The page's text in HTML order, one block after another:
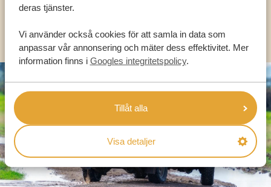
deras tjänster.
Vi använder också cookies för att samla in data som
anpassar vår annonsering och mäter dess effektivitet. Mer
information finns i Googles integritetspolicy.
Tillåt alla
Visa detaljer